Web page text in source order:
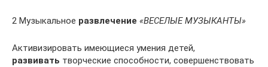
2 Музыкальное развлечение «ВЕСЕЛЫЕ МУЗЫКАНТЫ»
Активизировать имеющиеся умения детей,
развивать творческие способности, совершенствовать